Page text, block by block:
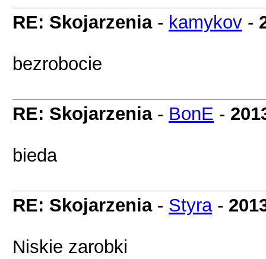
RE: Skojarzenia- kamykov -
bezrobocie
RE: Skojarzenia- BonE -
bieda
RE: Skojarzenia- Styra-
Niskie zarobki